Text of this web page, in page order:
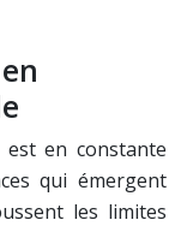
est en constante
qui émergent
les limites